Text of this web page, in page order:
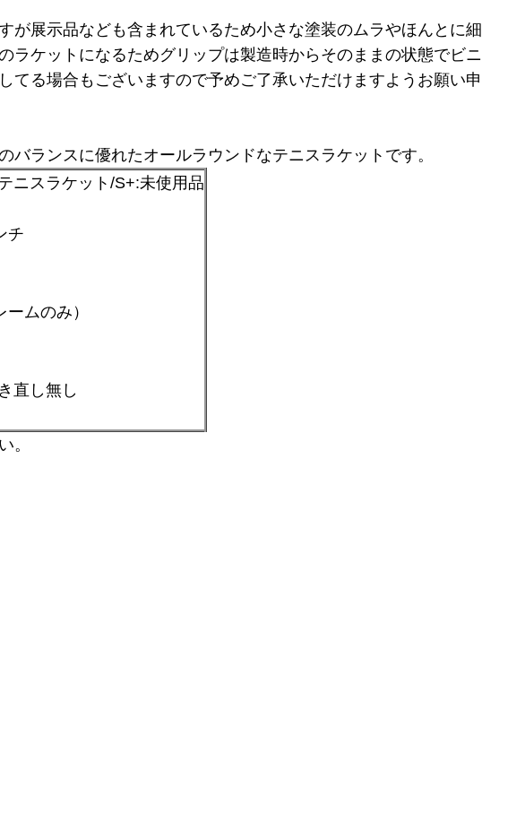
が展示品なども含まれているため小さな塗装のムラやほんとに細
ラケットになるためグリップは製造時からそのままの状態でビニ
てる場合もございますので予めご了承いただけますようお願い申
ランスに優れたオールラウンドなテニスラケットです。
ニスラケット/S+:未使用品
チ
ムのみ）
直し無し
。